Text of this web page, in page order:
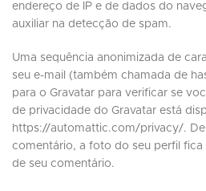
endereço de IP e de dados do
auxiliar na detecção de spam.
Uma sequência anonimizada de
seu e-mail (também chamada de
para o Gravatar para verificar se
de privacidade do Gravatar está
https://automattic.com/privacy/.
comentário, a foto do seu perfil fica
de seu comentário.